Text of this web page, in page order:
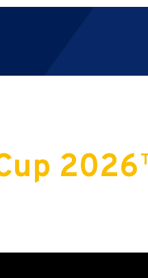
2026